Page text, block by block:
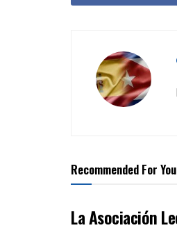
Recommended For You
La Asociación